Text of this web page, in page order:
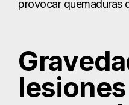
fuera y la humedad
temperatura con
mantiene la piel sana